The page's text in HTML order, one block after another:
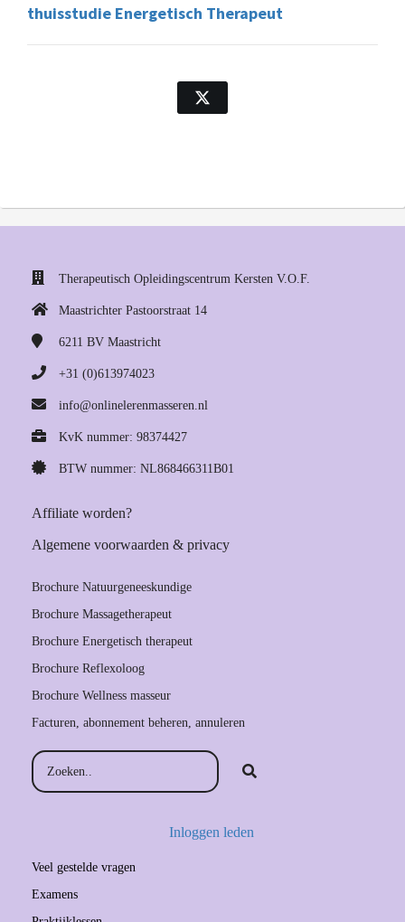
thuisstudie Energetisch Therapeut
Therapeutisch Opleidingscentrum Kersten V.O.F.
Maastrichter Pastoorstraat 14
6211 BV Maastricht
+31 (0)613974023
info@onlinelerenmasseren.nl
KvK nummer: 98374427
BTW nummer: NL868466311B01
Affiliate worden?
Algemene voorwaarden & privacy
Brochure Natuurgeneeskundige
Brochure Massagetherapeut
Brochure Energetisch therapeut
Brochure Reflexoloog
Brochure Wellness masseur
Facturen, abonnement beheren, annuleren
Inloggen leden
Veel gestelde vragen
Examens